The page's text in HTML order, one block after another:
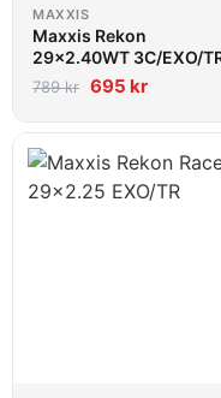
MAXXIS
Maxxis Rekon
29x2.40WT 3C/EXO/
MaxxTerra
789kr 695 kr